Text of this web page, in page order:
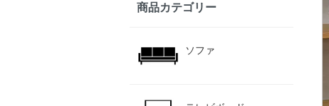
商品カテゴリー
ソファ